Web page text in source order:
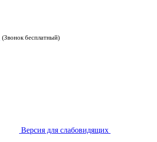
(Звонок бесплатный)
Версия для слабовидящих